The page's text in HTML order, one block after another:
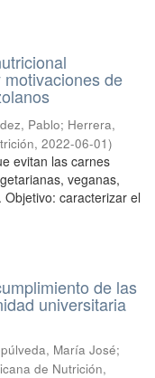
de
Pablo; Herrera,
, 2022-06-01)
evitan las carnes
veganas,
caracterizar el
de las
universitaria
María José;
de Nutrición,